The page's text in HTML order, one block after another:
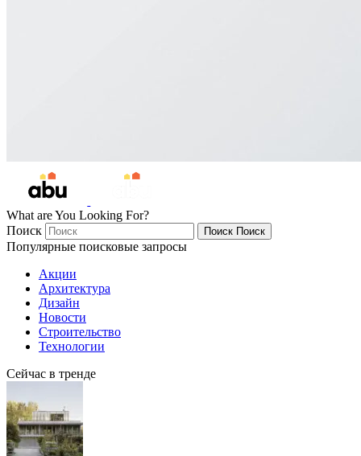
What are You Looking For?
Поиск
Поиск Поиск
Популярные поисковые запросы
Акции
Архитектура
Дизайн
Новости
Строительство
Технологии
Сейчас в тренде